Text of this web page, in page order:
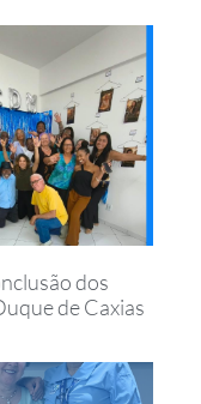
dos
de Caxias